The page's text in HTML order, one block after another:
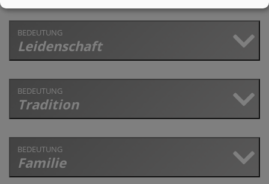
BEDEUTUNG
Leidenschaft
BEDEUTUNG
Tradition
BEDEUTUNG
Familie